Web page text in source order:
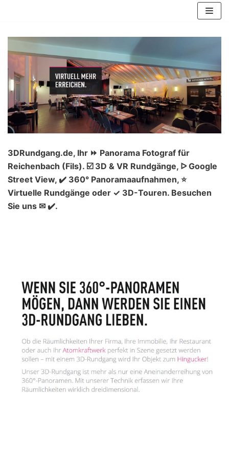
Inhalt
springen
3DRundgang.de, Ihr ⏩ Panorama Fotograf für
Reichenbach (Fils). ☑️ 3D & VR Rundgänge, ᐅ Google
Street View, ✔️ 360° Panoramaaufnahmen, ⭐
Virtuelle Rundgänge oder ✓ 3D-Touren. Besuchen
Sie uns ✉ ✔️.